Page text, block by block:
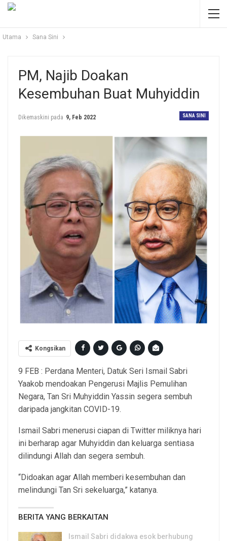
Utama Sana Sini
PM, Najib Doakan
Kesembuhan Buat Muhyiddin
SANA SINI
Dikemaskini pada 9, Feb 2022
Kongsikan
9 FEB : Perdana Menteri, Datuk Seri Ismail Sabri
Yaakob mendoakan Pengerusi Majlis Pemulihan
Negara, Tan Sri Muhyiddin Yassin segera sembuh
daripada jangkitan COVID-19.
Ismail Sabri menerusi ciapan di Twitter miliknya hari
ini berharap agar Muhyiddin dan keluarga sentiasa
dilindungi Allah dan segera sembuh.
“Didoakan agar Allah memberi kesembuhan dan
melindungi Tan Sri sekeluarga,” katanya.
BERITA YANG BERKAITAN
Ismail Sabri didakwa esok berhubung